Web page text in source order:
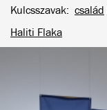
Kulcsszavak
család
Haliti Flaka